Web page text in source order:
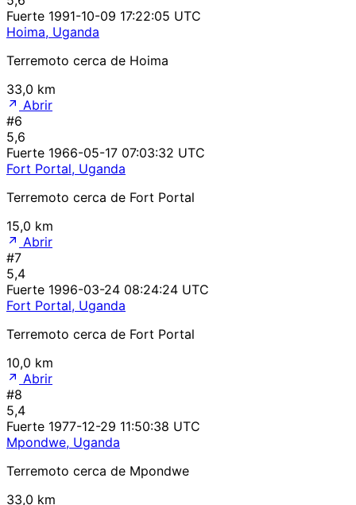
Fuerte 1991-10-09 17:22:05 UTC
Hoima, Uganda
Terremoto cerca de Hoima
33,0 km
Abrir
#6
5,6
Fuerte 1966-05-17 07:03:32 UTC
Fort Portal, Uganda
Terremoto cerca de Fort Portal
15,0 km
Abrir
#7
5,4
Fuerte 1996-03-24 08:24:24 UTC
Fort Portal, Uganda
Terremoto cerca de Fort Portal
10,0 km
Abrir
#8
5,4
Fuerte 1977-12-29 11:50:38 UTC
Mpondwe, Uganda
Terremoto cerca de Mpondwe
33,0 km